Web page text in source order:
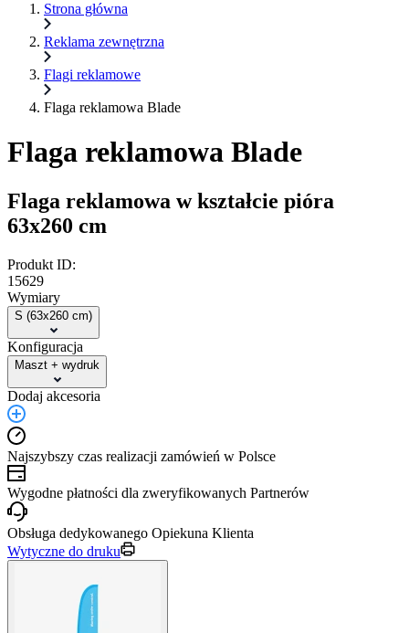
Strona główna
Reklama zewnętrzna
Flagi reklamowe
Flaga reklamowa Blade
Flaga reklamowa Blade
Flaga reklamowa w kształcie pióra
63x260 cm
Produkt ID:
15629
Wymiary
S (63x260 cm)
Konfiguracja
Maszt + wydruk
Dodaj akcesoria
Najszybszy czas realizacji zamówień w Polsce
Wygodne płatności dla zweryfikowanych Partnerów
Obsługa dedykowanego Opiekuna Klienta
Wytyczne do druku